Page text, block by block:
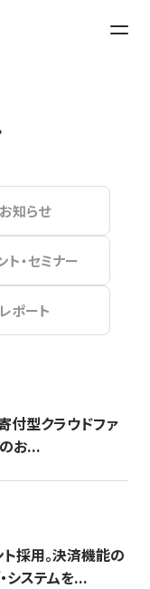
お知らせ
ト・セミナー
レポート
付型クラウドファ
お...
採用。決済機能の
システムを...